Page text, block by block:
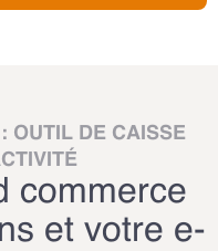
OUTIL DE CAISSE
commerce
et votre e-